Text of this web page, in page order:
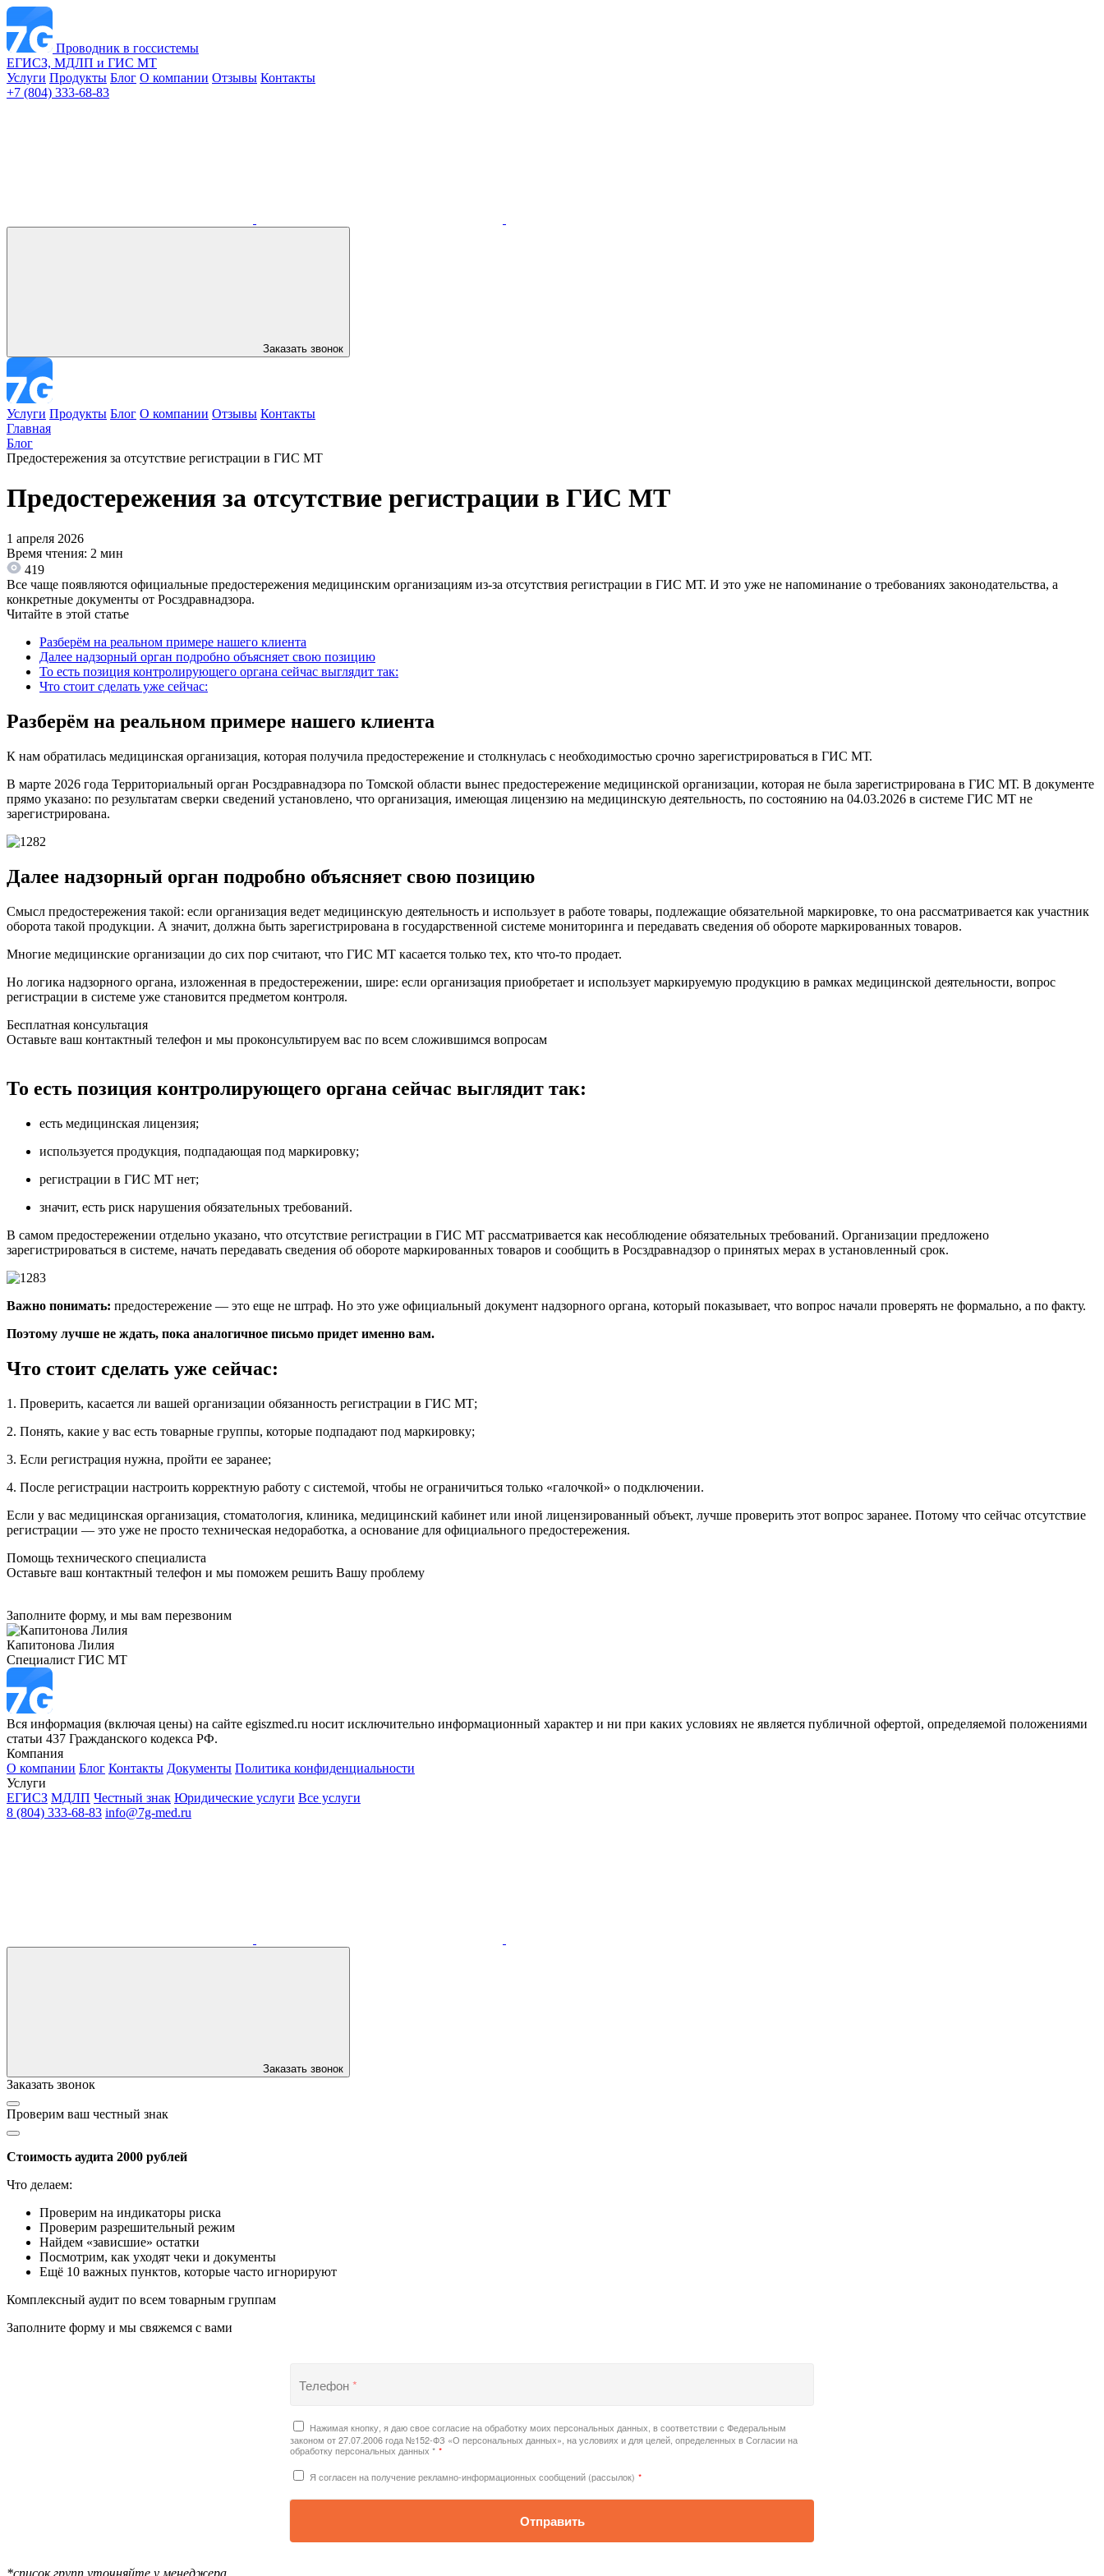
Проводник в госсистемы
ЕГИСЗ, МДЛП и ГИС МТ
Услуги Продукты Блог О компании Отзывы Контакты
+7 (804) 333-68-83
Заказать звонок
Услуги Продукты Блог О компании Отзывы Контакты
Главная
Блог
Предостережения за отсутствие регистрации в ГИС МТ
Предостережения за отсутствие регистрации в ГИС МТ
1 апреля 2026
Время чтения: 2 мин
419
Все чаще появляются официальные предостережения медицинским организациям из-за отсутствия регистрации в ГИС МТ. И это уже не напоминание о требованиях законодательства, а
конкретные документы от Росздравнадзора.
Читайте в этой статье
Разберём на реальном примере нашего клиента
Далее надзорный орган подробно объясняет свою позицию
То есть позиция контролирующего органа сейчас выглядит так:
Что стоит сделать уже сейчас:
Разберём на реальном примере нашего клиента
К нам обратилась медицинская организация, которая получила предостережение и столкнулась с необходимостью срочно зарегистрироваться в ГИС МТ.
В марте 2026 года Территориальный орган Росздравнадзора по Томской области вынес предостережение медицинской организации, которая не была зарегистрирована в ГИС МТ. В документе
прямо указано: по результатам сверки сведений установлено, что организация, имеющая лицензию на медицинскую деятельность, по состоянию на 04.03.2026 в системе ГИС МТ не
зарегистрирована.
Далее надзорный орган подробно объясняет свою позицию
Смысл предостережения такой: если организация ведет медицинскую деятельность и использует в работе товары, подлежащие обязательной маркировке, то она рассматривается как участник
оборота такой продукции. А значит, должна быть зарегистрирована в государственной системе мониторинга и передавать сведения об обороте маркированных товаров.
Многие медицинские организации до сих пор считают, что ГИС МТ касается только тех, кто что-то продает.
Но логика надзорного органа, изложенная в предостережении, шире: если организация приобретает и использует маркируемую продукцию в рамках медицинской деятельности, вопрос
регистрации в системе уже становится предметом контроля.
Бесплатная консультация
Оставьте ваш контактный телефон и мы проконсультируем вас по всем сложившимся вопросам
То есть позиция контролирующего органа сейчас выглядит так:
есть медицинская лицензия;
используется продукция, подпадающая под маркировку;
регистрации в ГИС МТ нет;
значит, есть риск нарушения обязательных требований.
В самом предостережении отдельно указано, что отсутствие регистрации в ГИС МТ рассматривается как несоблюдение обязательных требований. Организации предложено
зарегистрироваться в системе, начать передавать сведения об обороте маркированных товаров и сообщить в Росздравнадзор о принятых мерах в установленный срок.
Важно понимать: предостережение — это еще не штраф. Но это уже официальный документ надзорного органа, который показывает, что вопрос начали проверять не формально, а по факту.
Поэтому лучше не ждать, пока аналогичное письмо придет именно вам.
Что стоит сделать уже сейчас:
1. Проверить, касается ли вашей организации обязанность регистрации в ГИС МТ;
2. Понять, какие у вас есть товарные группы, которые подпадают под маркировку;
3. Если регистрация нужна, пройти ее заранее;
4. После регистрации настроить корректную работу с системой, чтобы не ограничиться только «галочкой» о подключении.
Если у вас медицинская организация, стоматология, клиника, медицинский кабинет или иной лицензированный объект, лучше проверить этот вопрос заранее. Потому что сейчас отсутствие
регистрации — это уже не просто техническая недоработка, а основание для официального предостережения.
Помощь технического специалиста
Оставьте ваш контактный телефон и мы поможем решить Вашу проблему
Заполните форму, и мы вам перезвоним
Капитонова Лилия
Специалист ГИС МТ
Вся информация (включая цены) на сайте egiszmed.ru носит исключительно информационный характер и ни при каких условиях не является публичной офертой, определяемой положениями
статьи 437 Гражданского кодекса РФ.
Компания
О компании Блог Контакты Документы Политика конфиденциальности
Услуги
ЕГИСЗ МДЛП Честный знак Юридические услуги Все услуги
8 (804) 333-68-83 info@7g-med.ru
Заказать звонок
Заказать звонок
Проверим ваш честный знак
Стоимость аудита 2000 рублей
Что делаем:
Проверим на индикаторы риска
Проверим разрешительный режим
Найдем «зависшие» остатки
Посмотрим, как уходят чеки и документы
Ещё 10 важных пунктов, которые часто игнорируют
Комплексный аудит по всем товарным группам
Заполните форму и мы свяжемся с вами
Телефон*
Нажимая кнопку, я даю свое согласие на обработку моих персональных данных, в соответствии с Федеральным
законом от 27.07.2006 года №152-ФЗ «О персональных данных», на условиях и для целей, определенных в Согласии на
обработку персональных данных * *
Я согласен на получение рекламно-информационных сообщений (рассылок) *
Отправить